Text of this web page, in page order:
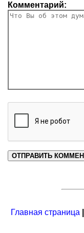
Комментарий:
Главная страница